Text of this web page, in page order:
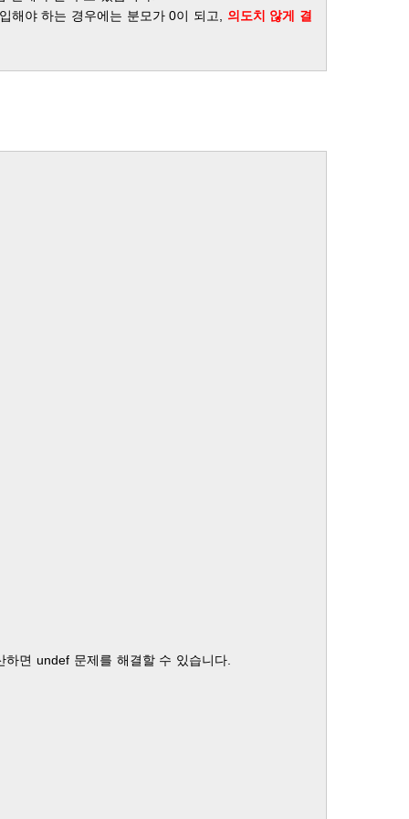
해야 하는 경우에는 분모가 0이 되고, 의도치 않게 결
면 undef 문제를 해결할 수 있습니다.